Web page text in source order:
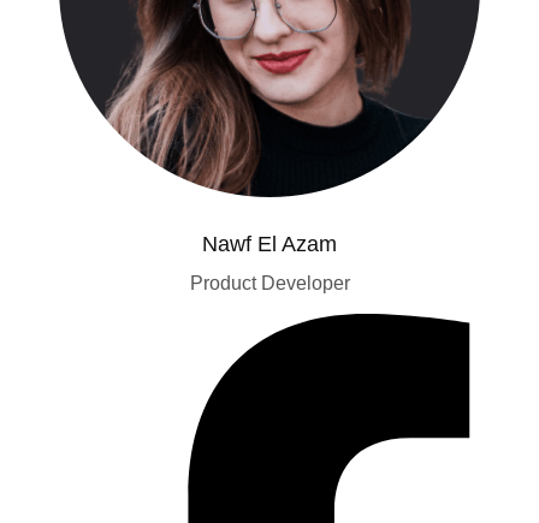
Nawf El Azam
Product Developer